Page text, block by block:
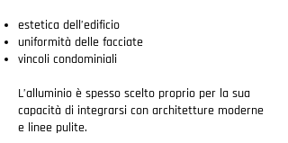
estetica dell’edificio
uniformità delle facciate
vincoli condominiali
L’alluminio è spesso scelto proprio per la sua
capacità di integrarsi con architetture moderne
e linee pulite.